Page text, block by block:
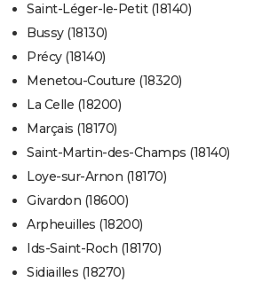
Saint-Léger-le-Petit (18140)
Bussy (18130)
Précy (18140)
Menetou-Couture (18320)
La Celle (18200)
Marçais (18170)
Saint-Martin-des-Champs (18140)
Loye-sur-Arnon (18170)
Givardon (18600)
Arpheuilles (18200)
Ids-Saint-Roch (18170)
Sidiailles (18270)